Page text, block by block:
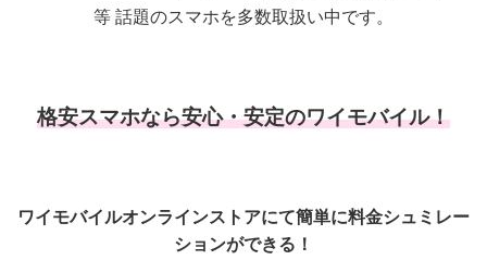
等 話題のスマホを多数取扱い中です。
格安スマホなら安心・安定のワイモバイル！
ワイモバイルオンラインストアにて簡単に料金シュミレー
ションができる！